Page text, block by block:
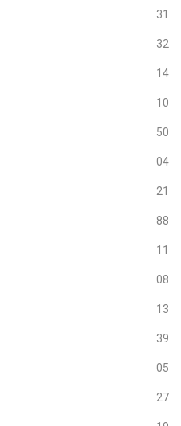
31
32
14
10
50
04
21
88
11
08
13
39
05
27